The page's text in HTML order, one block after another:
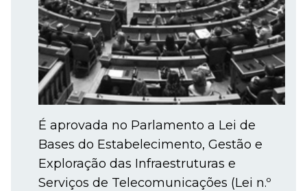
É aprovada no Parlamento a Lei de
Bases do Estabelecimento, Gestão e
Exploração das Infraestruturas e
Serviços de Telecomunicações (Lei n.º